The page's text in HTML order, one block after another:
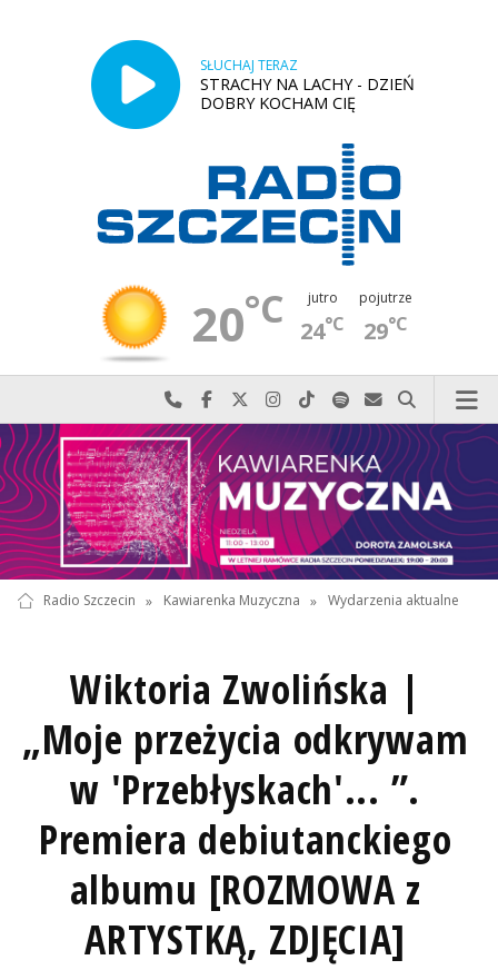
SŁUCHAJ TERAZ
STRACHY NA LACHY - DZIEŃ
DOBRY KOCHAM CIĘ
20°C jutro
24°C
pojutrze
29°C
Najlepiej po prostu do nas zadzwoń
Odwiedź nas na Facebook-u
Odwiedź nas na X
Odwiedź nas na Instagram-ie
Odwiedź nas na TikTok-u
Szukaj nas na Spotify
Wyślij do nas
Szukaj
Radio Szczecin » Kawiarenka Muzyczna » Wydarzenia aktualne
Wiktoria Zwolińska |
„Moje przeżycia odkrywam
w 'Przebłyskach'... ”.
Premiera debiutanckiego
albumu [ROZMOWA z
ARTYSTKĄ, ZDJĘCIA]